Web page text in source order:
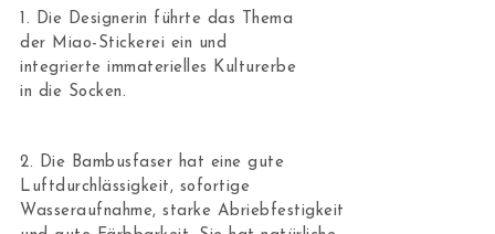
1. Die Designerin führte das Thema
der Miao-Stickerei ein und
integrierte immaterielles Kulturerbe
in die Socken.
2. Die Bambusfaser hat eine gute
Luftdurchlässigkeit, sofortige
Wasseraufnahme, starke Abriebfestigkeit